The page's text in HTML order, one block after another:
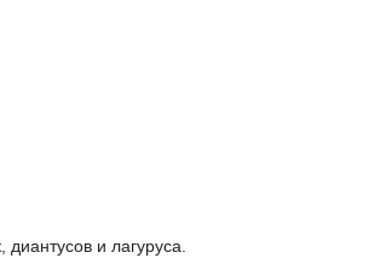
диантусов и лагуруса.